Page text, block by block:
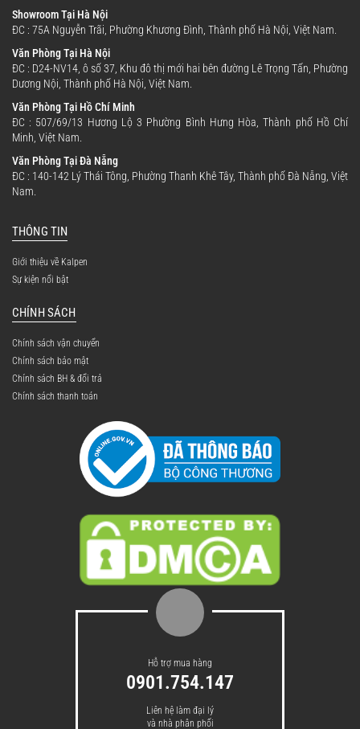
Showroom Tại Hà Nội
ĐC : 75A Nguyễn Trãi, Phường Khương Đình, Thành phố Hà Nội, Việt Nam.
Văn Phòng Tại Hà Nội
ĐC : D24-NV14, ô số 37, Khu đô thị mới hai bên đường Lê Trọng Tấn, Phường
Dương Nội, Thành phố Hà Nội, Việt Nam.
Văn Phòng Tại Hồ Chí Minh
ĐC : 507/69/13 Hương Lộ 3 Phường Bình Hưng Hòa, Thành phố Hồ Chí
Minh, Việt Nam.
Văn Phòng Tại Đà Nẵng
ĐC : 140-142 Lý Thái Tông, Phường Thanh Khê Tây, Thành phố Đà Nẵng, Việt
Nam.
THÔNG TIN
Giới thiệu về Kalpen
Sự kiện nổi bật
CHÍNH SÁCH
Chính sách vận chuyển
Chính sách bảo mật
Chính sách BH & đổi trả
Chính sách thanh toán
Hỗ trợ mua hàng
0901.754.147
Liên hệ làm đại lý
và nhà phân phối